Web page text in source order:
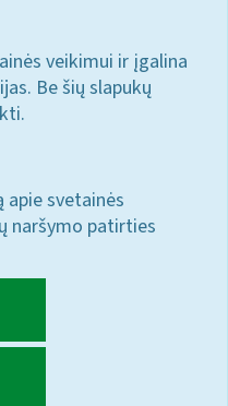
veikimui ir įgalina
Be šių slapukų
svetainės
naršymo patirties